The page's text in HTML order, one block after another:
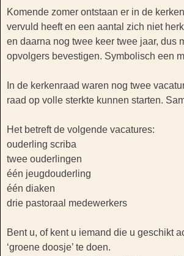
Komende zomer ontstaan er in de
vervuld heeft en een aantal zich niet
en daarna nog twee keer twee jaar, dus
opvolgers bevestigen. Symbolisch een
In de kerkenraad waren nog twee
raad op volle sterkte kunnen starten.
Het betreft de volgende vacatures:
ouderling scriba
twee ouderlingen
één jeugdouderling
één diaken
drie pastoraal medewerkers
Bent u, of kent u iemand die u geschikt
‘groene doosje’ te doen.